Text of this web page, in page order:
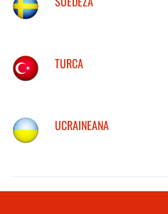
TURCA
UCRAINEANA